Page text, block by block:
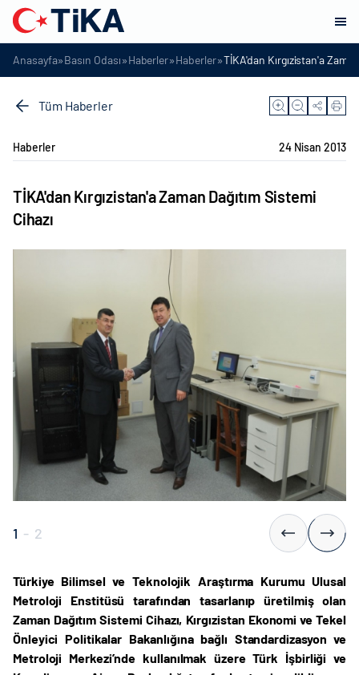
Anasayfa»Basın Odası»Haberler»Haberler»TİKA'dan Kırgızistan'a
Tüm Haberler
Haberler 24 Nisan 2013
TİKA'dan Kırgızistan'a Zaman Dağıtım Sistemi
Cihazı
1 - 2
Türkiye Bilimsel ve Teknolojik Araştırma Kurumu Ulusal
Metroloji Enstitüsü tarafından tasarlanıp üretilmiş olan
Zaman Dağıtım Sistemi Cihazı, Kırgızistan Ekonomi ve Tekel
Önleyici Politikalar Bakanlığına bağlı Standardizasyon ve
Metroloji Merkezi’nde kullanılmak üzere Türk İşbirliği ve